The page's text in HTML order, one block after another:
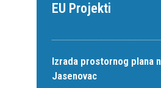
EU Projekti
Izrada prostornog plana
Jasenovac